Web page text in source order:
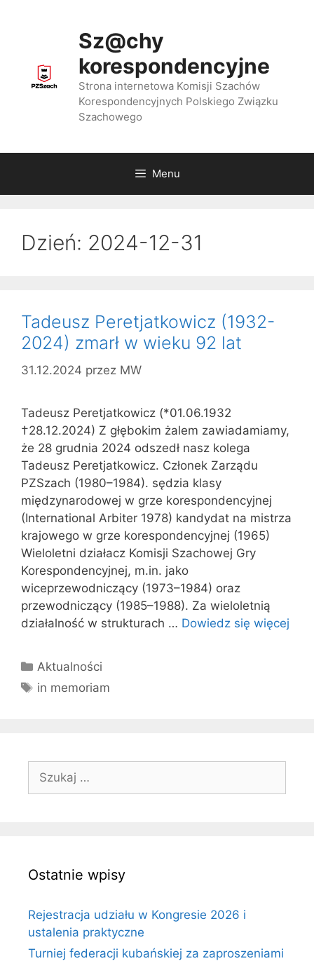
Sz@chy
korespondencyjne
Strona internetowa Komisji Szachów
Korespondencyjnych Polskiego Związku
Szachowego
Menu
Dzień: 2024-12-31
Tadeusz Peretjatkowicz (1932-
2024) zmarł w wieku 92 lat
31.12.2024 przez MW
Tadeusz Peretjatkowicz (*01.06.1932
†28.12.2024) Z głębokim żalem zawiadamiamy,
że 28 grudnia 2024 odszedł nasz kolega
Tadeusz Peretjatkowicz. Członek Zarządu
PZSzach (1980–1984). sędzia klasy
międzynarodowej w grze korespondencyjnej
(International Arbiter 1978) kandydat na mistrza
krajowego w grze korespondencyjnej (1965)
Wieloletni działacz Komisji Szachowej Gry
Korespondencyjnej, m.in. jako
wiceprzewodniczący (1973–1984) oraz
przewodniczący (1985–1988). Za wieloletnią
działalność w strukturach … Dowiedz się więcej
Kategorie
Aktualności
Tagi
in memoriam
Ostatnie wpisy
Rejestracja udziału w Kongresie 2026 i
ustalenia praktyczne
Turniej federacji kubańskiej za zaproszeniami